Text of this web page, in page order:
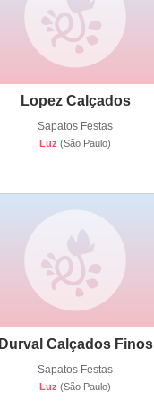
Lopez Calçados
Sapatos Festas
Luz (São Paulo)
Durval Calçados Finos
Sapatos Festas
Luz (São Paulo)